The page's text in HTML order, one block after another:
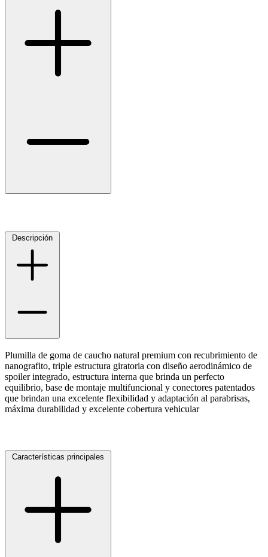
Descripción
Plumilla de goma de caucho natural premium con recubrimiento de
nanografito, triple estructura giratoria con diseño aerodinámico de
spoiler integrado, estructura interna que brinda un perfecto
equilibrio, base de montaje multifuncional y conectores patentados
que brindan una excelente flexibilidad y adaptación al parabrisas,
máxima durabilidad y excelente cobertura vehicular
Características principales